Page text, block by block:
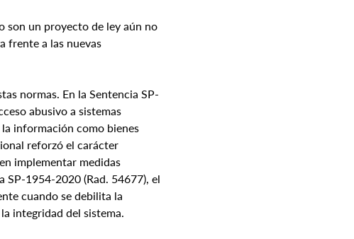
son un proyecto de ley aún no
frente a las nuevas
normas. En la Sentencia SP-
abusivo a sistemas
información como bienes
reforzó el carácter
implementar medidas
SP-1954-2020 (Rad. 54677), el
cuando se debilita la
integridad del sistema.